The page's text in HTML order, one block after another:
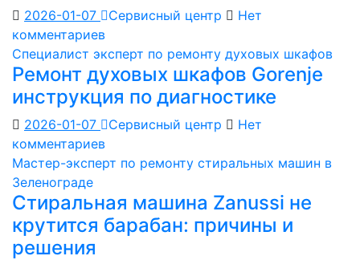
2026-01-07 Сервисный центр
Нет
комментариев
Специалист эксперт по ремонту духовых шкафов
Ремонт духовых шкафов Gorenje
инструкция по диагностике
2026-01-07 Сервисный центр
Нет
комментариев
Мастер-эксперт по ремонту стиральных машин в
Зеленограде
Стиральная машина Zanussi не
крутится барабан: причины и
решения